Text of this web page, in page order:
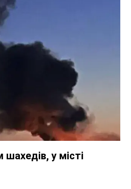
шахедів, у місті